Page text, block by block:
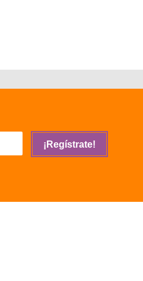
¡Regístrate!